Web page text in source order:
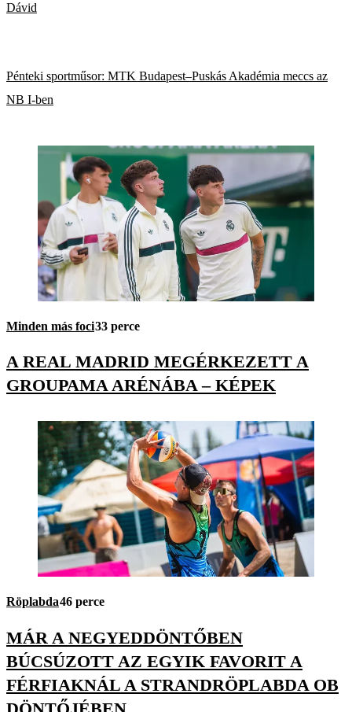
Dávid
Pénteki sportműsor: MTK Budapest–Puskás Akadémia meccs az
NB I-ben
Minden más foci33 perce
A REAL MADRID MEGÉRKEZETT A
GROUPAMA ARÉNÁBA – KÉPEK
Röplabda46 perce
MÁR A NEGYEDDÖNTŐBEN
BÚCSÚZOTT AZ EGYIK FAVORIT A
FÉRFIAKNÁL A STRANDRÖPLABDA OB